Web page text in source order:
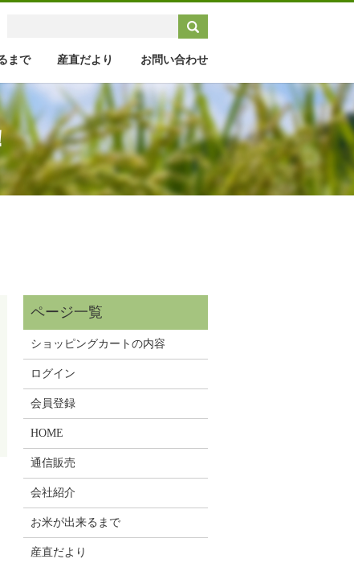
まで 産直だより お問い合わせ
ショッピングカートの内容
ログイン
会員登録
HOME
通信販売
会社紹介
お米が出来るまで
産直だより